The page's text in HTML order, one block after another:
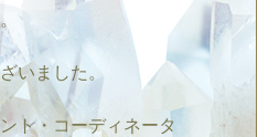
いました。
ト・コーディネータ